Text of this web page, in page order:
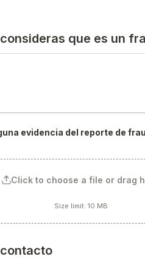
que es un
evidencia del reporte de
Click to choose a file or drag
Size limit: 10 MB